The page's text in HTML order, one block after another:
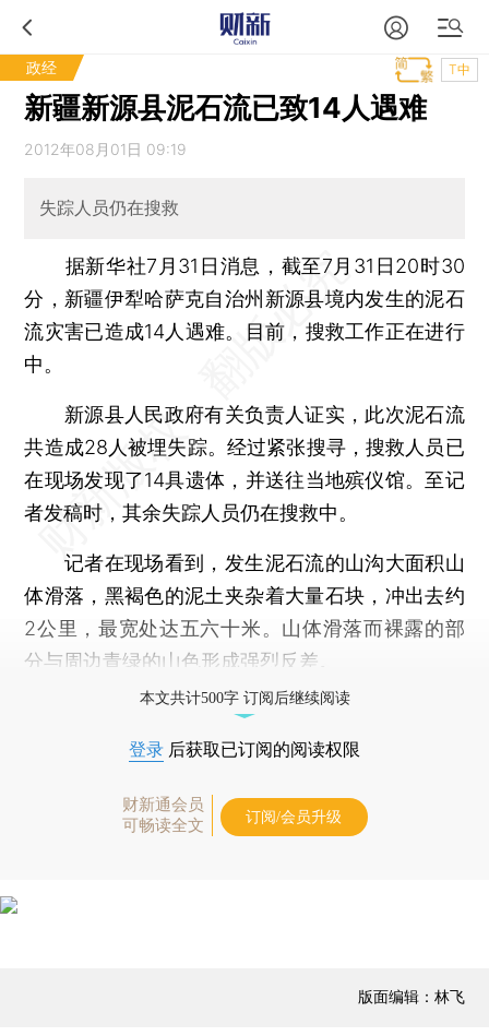
政经 T中
新疆新源县泥石流已致14人遇难
2012年08月01日 09:19
失踪人员仍在搜救
据新华社7月31日消息，截至7月31日20时30
分，新疆伊犁哈萨克自治州新源县境内发生的泥石
流灾害已造成14人遇难。目前，搜救工作正在进行
中。
新源县人民政府有关负责人证实，此次泥石流
共造成28人被埋失踪。经过紧张搜寻，搜救人员已
在现场发现了14具遗体，并送往当地殡仪馆。至记
者发稿时，其余失踪人员仍在搜救中。
记者在现场看到，发生泥石流的山沟大面积山
体滑落，黑褐色的泥土夹杂着大量石块，冲出去约
2公里，最宽处达五六十米。山体滑落而裸露的部
分与周边青绿的山色形成强烈反差。
本文共计500字 订阅后继续阅读
登录 后获取已订阅的阅读权限
财新通会员
可畅读全文
订阅/会员升级
版面编辑：林飞